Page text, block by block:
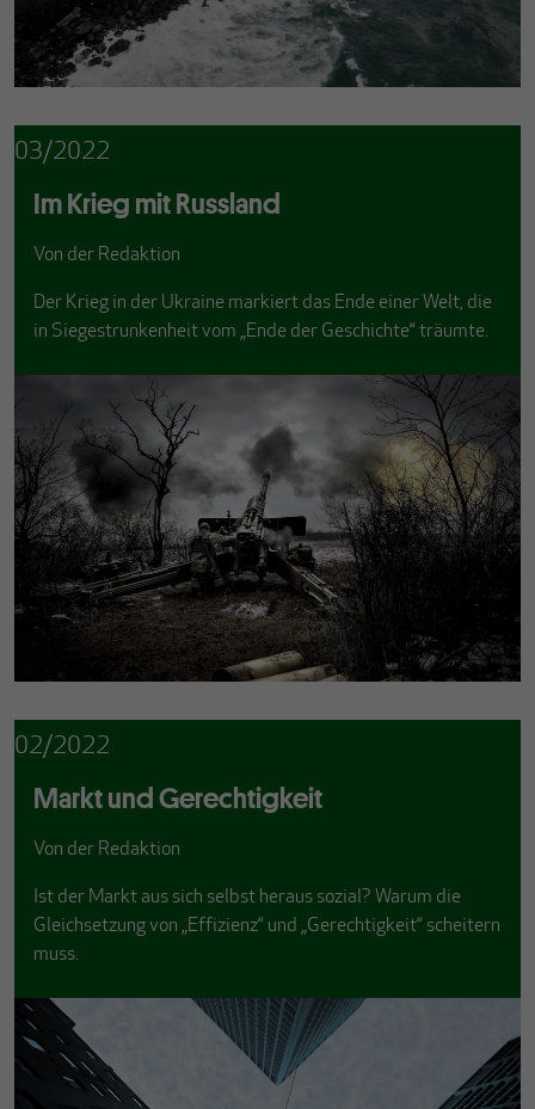
03/2022
Im Krieg mit Russland
Von der Redaktion
Der Krieg in der Ukraine markiert das Ende einer Welt, die
in Siegestrunkenheit vom „Ende der Geschichte“ träumte.
02/2022
Markt und Gerechtigkeit
Von der Redaktion
Ist der Markt aus sich selbst heraus sozial? Warum die
Gleichsetzung von „Effizienz“ und „Gerechtigkeit“ scheitern
muss.